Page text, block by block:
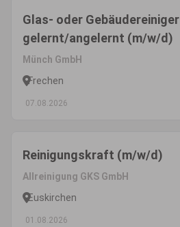
Glas- oder Gebäudereiniger
gelernt/angelernt (m/w/d)
Münch GmbH
Frechen
07.08.2026
Reinigungskraft (m/w/d)
Allreinigung GKS GmbH
Euskirchen
01.08.2026